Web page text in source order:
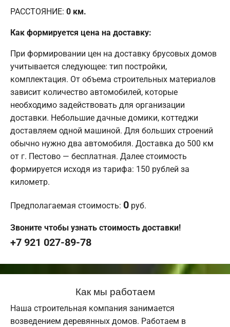
РАССТОЯНИЕ: 0 км.
Как формируется цена на доставку:
При формировании цен на доставку брусовых домов
учитывается следующее: тип постройки,
комплектация. От объема строительных материалов
зависит количество автомобилей, которые
необходимо задействовать для организации
доставки. Небольшие дачные домики, коттеджи
доставляем одной машиной. Для больших строений
обычно нужно два автомобиля. Доставка до 500 км
от г. Пестово — бесплатная. Далее стоимость
формируется исходя из тарифа: 150 рублей за
километр.
Предполагаемая стоимость: 0 руб.
Звоните чтобы узнать стоимость доставки!
+7 921 027-89-78
Как мы работаем
Наша строительная компания занимается
возведением деревянных домов. Работаем в